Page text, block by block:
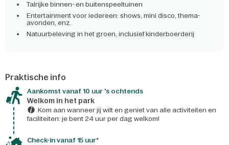
Talrijke binnen- en buitenspeeltuinen
Entertainment voor iedereen: shows, mini disco, thema-
avonden, enz.
Natuurbeleving in het groen, inclusief kinderboerderij
Praktische info
Aankomst vanaf 10 uur 's ochtends
Welkom in het park
Kom aan wanneer jij wilt en geniet van alle activiteiten en
faciliteiten: je bent 24 uur per dag welkom!
Check-in vanaf 15 uur*